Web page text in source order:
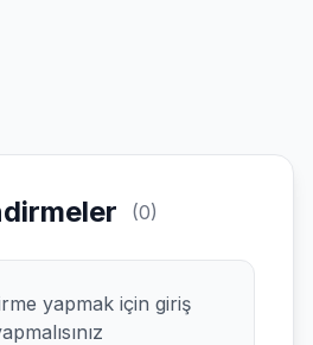
(0)
yapmak için giriş